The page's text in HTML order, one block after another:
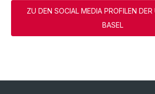
ZU DEN SOCIAL MEDIA PROFILEN
BASEL